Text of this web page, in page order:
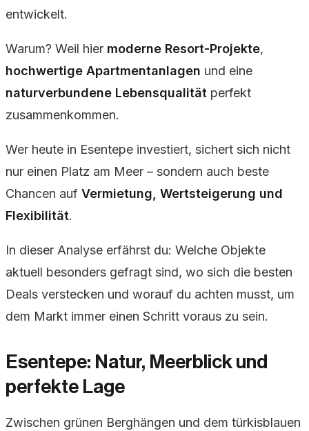
entwickelt.
Warum? Weil hier moderne Resort-Projekte,
hochwertige Apartmentanlagen und eine
naturverbundene Lebensqualität perfekt
zusammenkommen.
Wer heute in Esentepe investiert, sichert sich nicht
nur einen Platz am Meer – sondern auch beste
Chancen auf Vermietung, Wertsteigerung und
Flexibilität.
In dieser Analyse erfährst du: Welche Objekte
aktuell besonders gefragt sind, wo sich die besten
Deals verstecken und worauf du achten musst, um
dem Markt immer einen Schritt voraus zu sein.
Esentepe: Natur, Meerblick und
perfekte Lage
Zwischen grünen Berghängen und dem türkisblauen